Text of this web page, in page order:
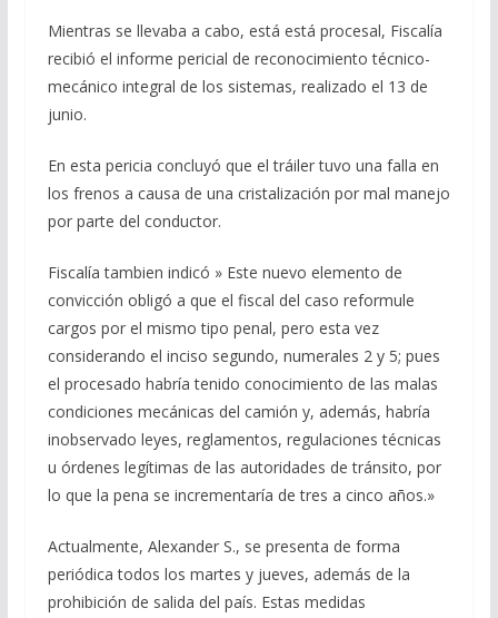
Mientras se llevaba a cabo, está está procesal, Fiscalía
recibió el informe pericial de reconocimiento técnico-
mecánico integral de los sistemas, realizado el 13 de
junio.
En esta pericia concluyó que el tráiler tuvo una falla en
los frenos a causa de una cristalización por mal manejo
por parte del conductor.
Fiscalía tambien indicó » Este nuevo elemento de
convicción obligó a que el fiscal del caso reformule
cargos por el mismo tipo penal, pero esta vez
considerando el inciso segundo, numerales 2 y 5; pues
el procesado habría tenido conocimiento de las malas
condiciones mecánicas del camión y, además, habría
inobservado leyes, reglamentos, regulaciones técnicas
u órdenes legítimas de las autoridades de tránsito, por
lo que la pena se incrementaría de tres a cinco años.»
Actualmente, Alexander S., se presenta de forma
periódica todos los martes y jueves, además de la
prohibición de salida del país. Estas medidas